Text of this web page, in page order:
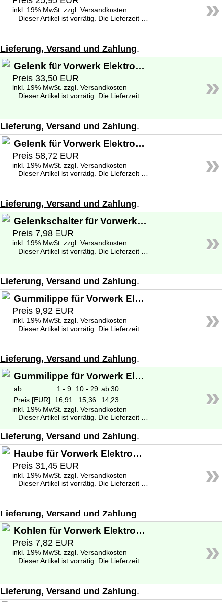
»
inkl. 19% MwSt. zzgl. Versandkosten
Dieser Artikel ist vorrätig. Die Lieferzeit beträgt 1-2 Werktage deutschlandweit. Weitere Informationen zu den Lieferzeiten finden Sie unter
Lieferung, Versand und Zahlung.
»
Gelenk für Vorwerk Elektrobürste EB 400 - Gebraucht
Preis 33,50 EUR
inkl. 19% MwSt. zzgl. Versandkosten
Dieser Artikel ist vorrätig. Die Lieferzeit beträgt 1-2 Werktage deutschlandweit. Weitere Informationen zu den Lieferzeiten finden Sie unter
Lieferung, Versand und Zahlung.
»
Gelenk für Vorwerk Elektrobürste EB 400 - Neuware
Preis 58,72 EUR
inkl. 19% MwSt. zzgl. Versandkosten
Dieser Artikel ist vorrätig. Die Lieferzeit beträgt 1-2 Werktage deutschlandweit. Weitere Informationen zu den Lieferzeiten finden Sie unter
Lieferung, Versand und Zahlung.
»
Gelenkschalter für Vorwerk Elektrobürste EB 400, EBB100 - langer Taster
Preis 7,98 EUR
inkl. 19% MwSt. zzgl. Versandkosten
Dieser Artikel ist vorrätig. Die Lieferzeit beträgt 1-2 Werktage deutschlandweit. Weitere Informationen zu den Lieferzeiten finden Sie unter
Lieferung, Versand und Zahlung.
»
Gummilippe für Vorwerk Elektrobürste EB 400
Preis 9,92 EUR
inkl. 19% MwSt. zzgl. Versandkosten
Dieser Artikel ist vorrätig. Die Lieferzeit beträgt 1-2 Werktage deutschlandweit. Weitere Informationen zu den Lieferzeiten finden Sie unter
Lieferung, Versand und Zahlung.
»
Gummilippe für Vorwerk Elektrobürste EB 400 - Original
ab 1 - 9 10 - 29 ab 30
Preis [EUR]: 16,91 15,36
14,23
inkl. 19% MwSt. zzgl. Versandkosten
Dieser Artikel ist vorrätig. Die Lieferzeit beträgt 1-2 Werktage deutschlandweit. Weitere Informationen zu den Lieferzeiten finden Sie unter
Lieferung, Versand und Zahlung.
»
Haube für Vorwerk Elektrobürste EB 400 - Neuware
Preis 31,45 EUR
inkl. 19% MwSt. zzgl. Versandkosten
Dieser Artikel ist vorrätig. Die Lieferzeit beträgt 1-2 Werktage deutschlandweit. Weitere Informationen zu den Lieferzeiten finden Sie unter
Lieferung, Versand und Zahlung.
»
Kohlen für Vorwerk Elektrobürste EB 350, 351, 360, 370, 400; ET 340; ET 20, 21, 30, 31; Saugwischer SP 520, 530; VK116
Preis 7,82 EUR
inkl. 19% MwSt. zzgl. Versandkosten
Dieser Artikel ist vorrätig. Die Lieferzeit beträgt 1-2 Werktage deutschlandweit. Weitere Informationen zu den Lieferzeiten finden Sie unter
Lieferung, Versand und Zahlung.